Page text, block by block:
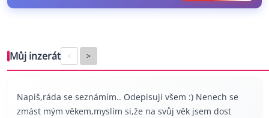
Můj inzerát < >
Napiš,ráda se seznámím.. Odepisuji všem :) Nenech se
zmást mým věkem,myslím si,že na svůj věk jsem dost